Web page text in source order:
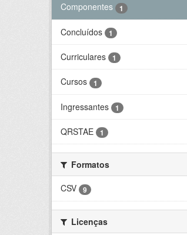
Componentes 1
Concluídos 1
Curriculares 1
Cursos 1
Ingressantes 1
QRSTAE 1
Formatos
CSV
9
Licenças